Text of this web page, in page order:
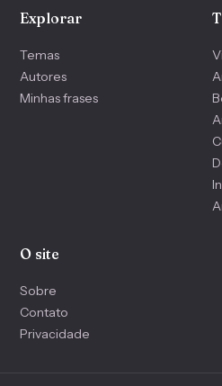
Explorar
Temas
Autores
Minhas frases
O site
Sobre
Contato
Privacidade